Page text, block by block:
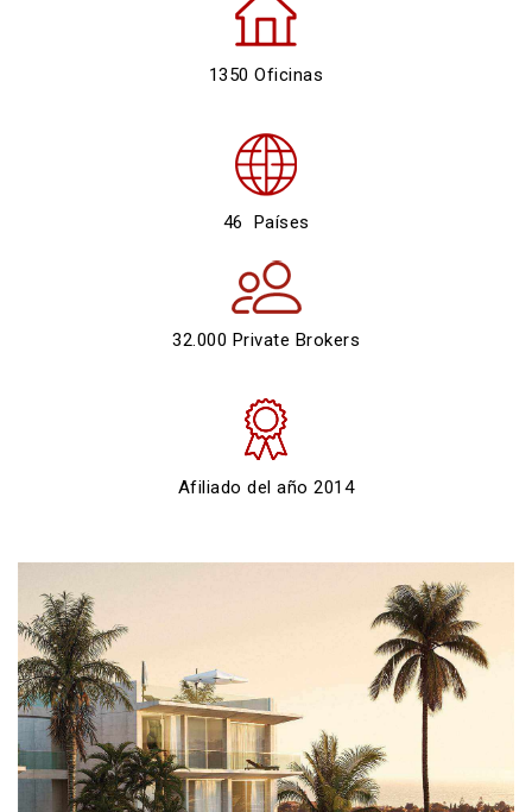
1350 Oficinas
46 Países
32.000 Private Brokers
Afiliado del año 2014